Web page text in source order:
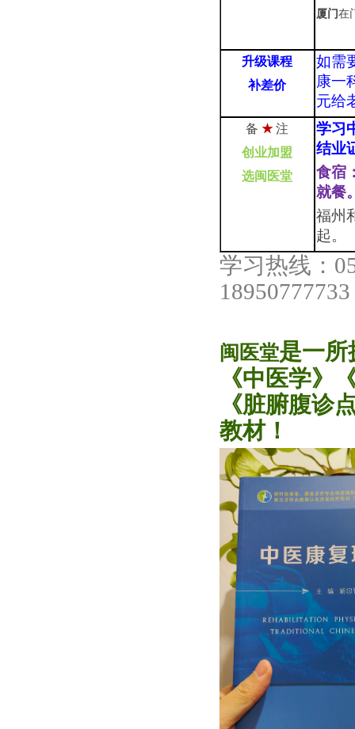
厦门在
升级课程
补差价
如需
康一
元给
备★注
创业加盟
选闽医堂
学习
结业
食宿
就餐
福州
起。
学习热线
闽医堂是一所
《中医学》
《脏腑腹诊
教材！